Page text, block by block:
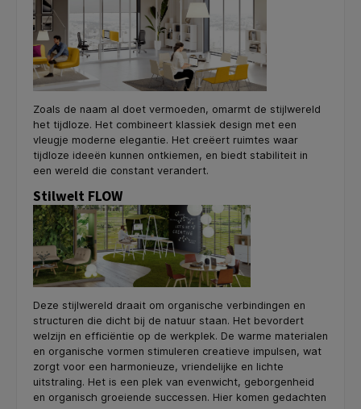
Zoals de naam al doet vermoeden, omarmt de stijlwereld
het tijdloze. Het combineert klassiek design met een
vleugje moderne elegantie. Het creëert ruimtes waar
tijdloze ideeën kunnen ontkiemen, en biedt stabiliteit in
een wereld die constant verandert.
Stilwelt FLOW
Deze stijlwereld draait om organische verbindingen en
structuren die dicht bij de natuur staan. Het bevordert
welzijn en efficiëntie op de werkplek. De warme materialen
en organische vormen stimuleren creatieve impulsen, wat
zorgt voor een harmonieuze, vriendelijke en lichte
uitstraling. Het is een plek van evenwicht, geborgenheid
en organisch groeiende successen. Hier komen gedachten